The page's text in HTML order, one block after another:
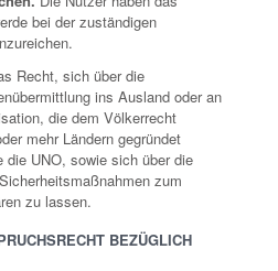
bei der zuständigen
Recht, sich über die
ins Ausland oder an
die dem Völkerrecht
mehr Ländern gegründet
die UNO, sowie sich über die
zum
zu lassen.
BEZÜGLICH